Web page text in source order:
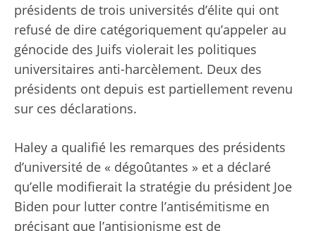
présidents de trois universités d’élite qui ont
refusé de dire catégoriquement qu’appeler au
génocide des Juifs violerait les politiques
universitaires anti-harcèlement. Deux des
présidents ont depuis est partiellement revenu
sur ces déclarations.
Haley a qualifié les remarques des présidents
d’université de « dégoûtantes » et a déclaré
qu’elle modifierait la stratégie du président Joe
Biden pour lutter contre l’antisémitisme en
précisant que l’antisionisme est de